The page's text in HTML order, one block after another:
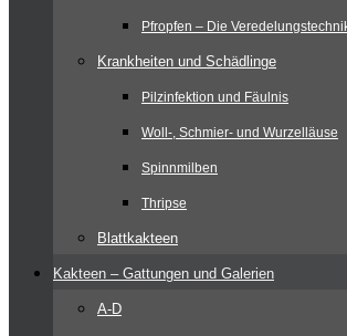
Pfropfen – Die
Krankheiten und Schädlinge
Pilzinfektion und Fäulnis
Woll-, Schmier- und Wurzelläuse
Spinnmilben
Thripse
Blattkakteen
Kakteen – Gattungen und Galerien
A-D